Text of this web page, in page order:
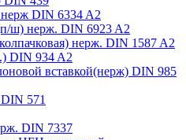
нерж DIN 6334 A2
ш) нерж. DIN 6923 A2
нерж. DIN 1587 A2
DIN 934 A2
вставкой(нерж) DIN 985
571
DIN 7337